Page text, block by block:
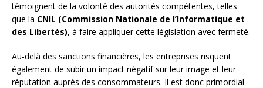
témoignent de la volonté des autorités compétentes, telles
que la CNIL (Commission Nationale de l’Informatique et
des Libertés), à faire appliquer cette législation avec fermeté.
Au-delà des sanctions financières, les entreprises risquent
également de subir un impact négatif sur leur image et leur
réputation auprès des consommateurs. Il est donc primordial